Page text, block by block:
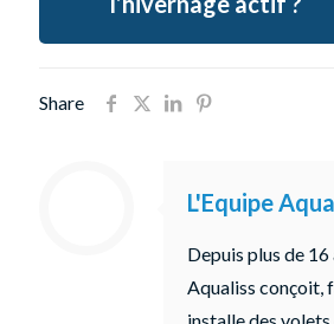
Share
L'Equipe
Depuis plus de 16
Aqualiss conçoit,